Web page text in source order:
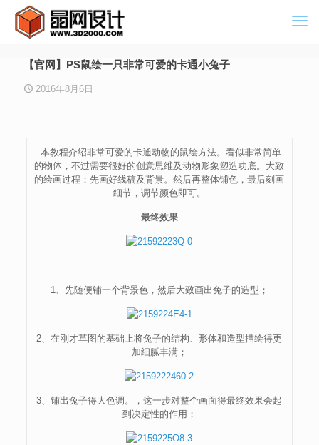
【官网】PS鼠绘一只非常可爱的卡通小兔子
2016年8月6日
本教程介绍非常可爱的卡通动物的鼠绘方法。看似非常简单
的物体，不过需要很好的创意思维及动物形象塑造功底。大致
的绘画过程：先画好线稿及背景。然后再整体铺色，最后刻画
细节，调节颜色即可。
最终效果
1、先随便铺一个背景色，然后大致画出兔子的造型；
2、在刚才草图的基础上将兔子的结构、形体和造型描绘得更
加细腻丰满；
3、铺出兔子得大色调。，这一步对整个画面得最终效果会起
到决定性的作用；